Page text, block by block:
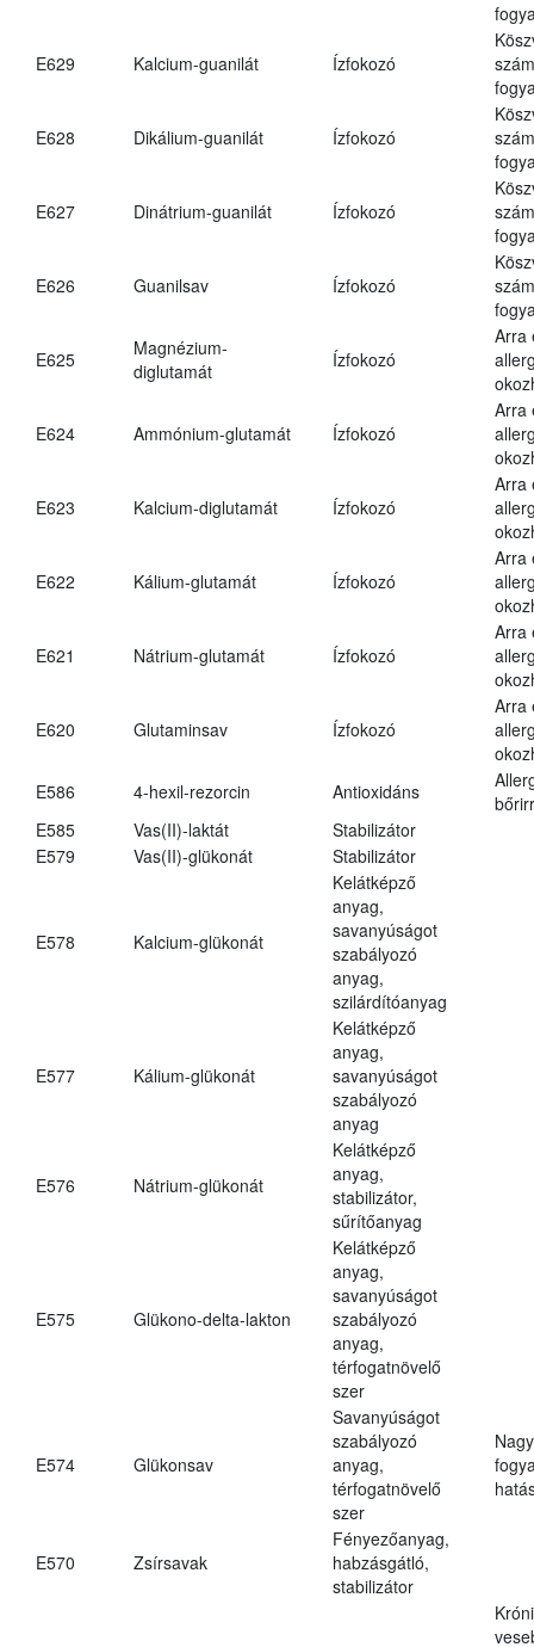
E629 Kalcium-guanilát Ízfokozó
E628 Dikálium-guanilát Ízfokozó
E627 Dinátrium-guanilát Ízfokozó
E626 Guanilsav Ízfokozó
E625
Magnézium-
diglutamát
Ízfokozó
Arra
E624 Ammónium-glutamát Ízfokozó
Arra
E623 Kalcium-diglutamát Ízfokozó
Arra
E622 Kálium-glutamát Ízfokozó
Arra
E621 Nátrium-glutamát Ízfokozó
Arra
E620 Glutaminsav Ízfokozó
Arra
E586
4-hexil-rezorcin Antioxidáns
E585
Vas(II)-laktát
Stabilizátor
E579
Vas(II)-glükonát Stabilizátor
E578 Kalcium-glükonát
Kelátképző
anyag,
savanyúságot
szabályozó
anyag,
szilárdítóanyag
E577 Kálium-glükonát
Kelátképző
anyag,
savanyúságot
szabályozó
anyag
E576 Nátrium-glükonát
Kelátképző
anyag,
stabilizátor,
sűrítőanyag
E575 Glükono-delta-lakton
Kelátképző
anyag,
savanyúságot
szabályozó
anyag,
térfogatnövelő
szer
E574 Glükonsav
Savanyúságot
szabályozó
anyag,
térfogatnövelő
szer
E570 Zsírsavak
Fényezőanyag,
habzásgátló,
stabilizátor